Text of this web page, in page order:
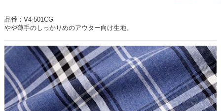
品番：V4-501CG
やや薄手のしっかりめのアウター向け生地。